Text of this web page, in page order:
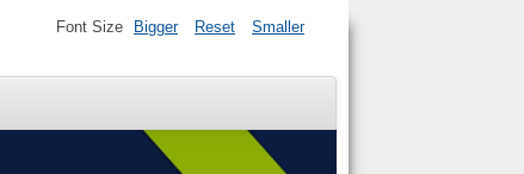
Font Size Bigger Reset Smaller